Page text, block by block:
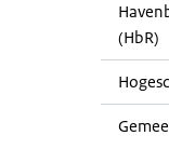
(HbR)